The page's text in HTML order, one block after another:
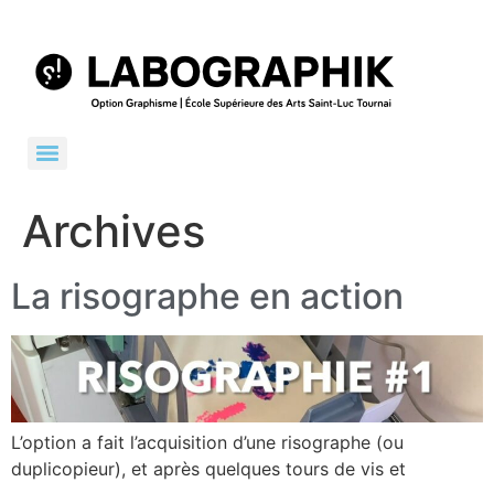
Archives
La risographe en action
L’option a fait l’acquisition d’une risographe (ou
duplicopieur), et après quelques tours de vis et